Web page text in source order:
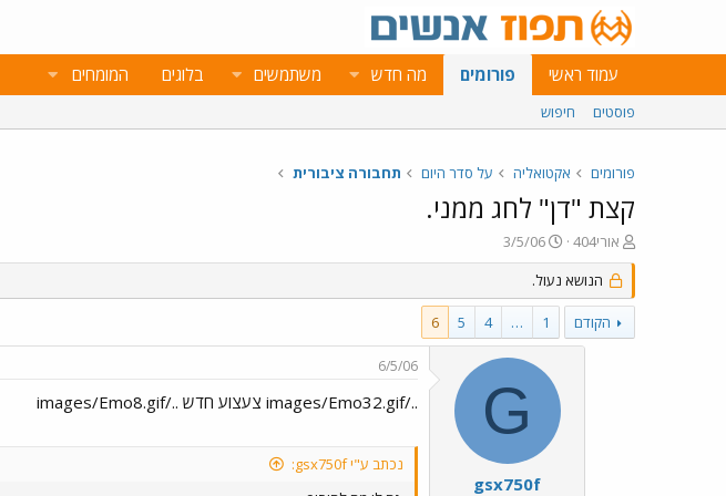
עמוד ראשי פורומים מה חדש משתמשים בלוגים המומחים
פוסטים חיפוש
פורומים אקטואליה על סדר היום תחבורה ציבורית
קצת "דן" לחג ממני.
פ
ו
ת
ח
ה
נ
אורי404
פ
ו
ר
ס
ם
ב
א
3/5/06
הנושא נעול.
הקודם 1
…
4
5
6
G
gsx750f
6/5/06
../images/Emo32.gif צעצוע חדש ../images/Emo8.gif
נכתב ע"י gsx750f: